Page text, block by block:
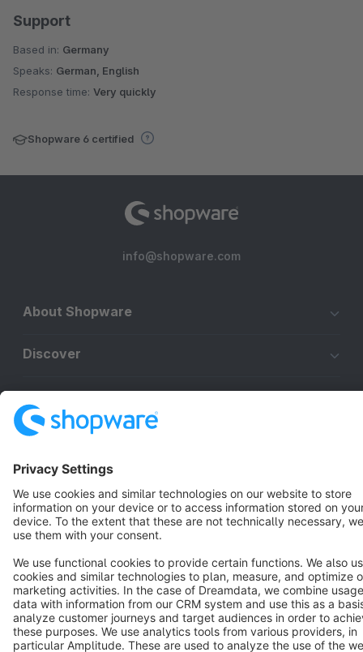
Support
Based in: Germany
Speaks: German, English
Response time: Very quickly
Shopware 6 certified
info@shopware.com
About Shopware
Discover
Resources
Star 3k+
Terms & Conditions Privacy Legal notice
Cookie settings
Copyright © shopware AG - All rights reserved